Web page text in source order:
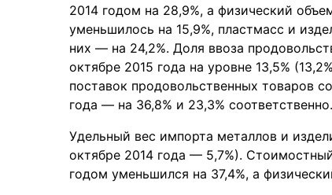
2014 годом на 28,9%, а физический
уменьшилось на 15,9%, пластмасс и
них — на 24,2%. Доля ввоза
октябре 2015 года на уровне 13,5%
поставок продовольственных товаров
года — на 36,8% и 23,3% соответственно.
Удельный вес импорта металлов и
октябре 2014 года — 5,7%).
годом уменьшился на 37,4%, а